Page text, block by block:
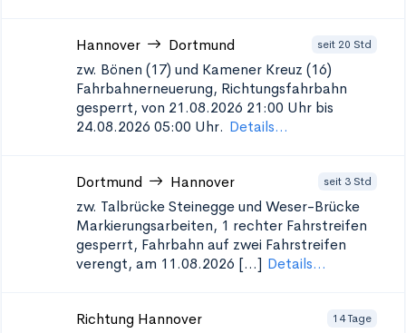
Hannover Dortmund seit 20 Std
zw. Bönen (17) und Kamener Kreuz (16)
Fahrbahnerneuerung, Richtungsfahrbahn
gesperrt, von 21.08.2026 21:00 Uhr bis
24.08.2026 05:00 Uhr. Details...
Dortmund Hannover seit 3 Std
zw. Talbrücke Steinegge und Weser-Brücke
Markierungsarbeiten, 1 rechter Fahrstreifen
gesperrt, Fahrbahn auf zwei Fahrstreifen
verengt, am 11.08.2026 [...] Details...
Richtung Hannover 14 Tage